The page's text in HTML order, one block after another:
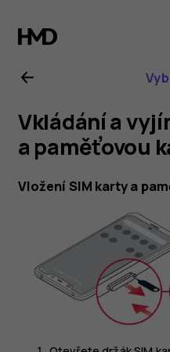
příručka
k
Nokia 8.1
Vkládání a
a paměťovou
Vložení SIM karty a